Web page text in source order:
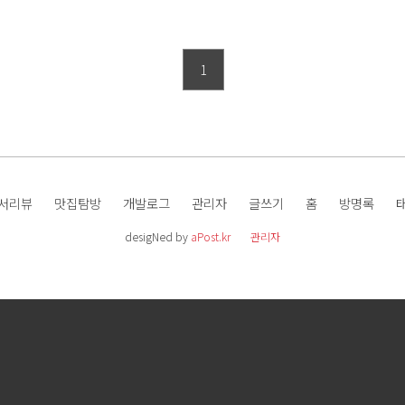
1
리뷰 맛집탐방 개발로그 관리자 글쓰기 홈 방명록
desigNed by aPost.kr 관리자